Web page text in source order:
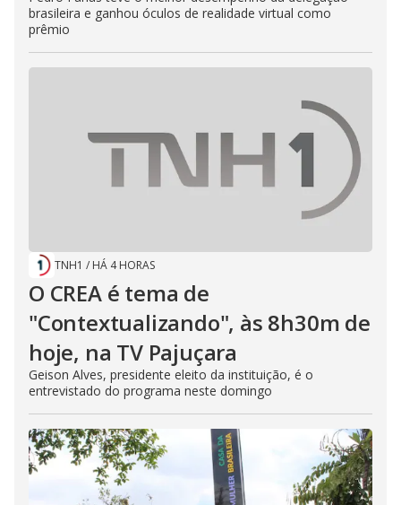
brasileira e ganhou óculos de realidade virtual como
prêmio
TNH1 / HÁ 4 HORAS
O CREA é tema de
"Contextualizando", às 8h30m de
hoje, na TV Pajuçara
Geison Alves, presidente eleito da instituição, é o
entrevistado do programa neste domingo